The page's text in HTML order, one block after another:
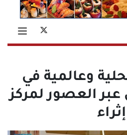
وعالمية في
العصور لمركز
إثراء